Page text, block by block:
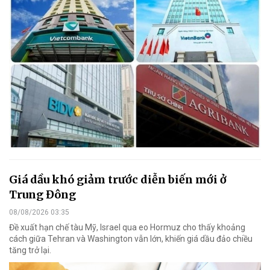
Giá dầu khó giảm trước diễn biến mới ở
Trung Đông
08/08/2026 03:35
Đề xuất hạn chế tàu Mỹ, Israel qua eo Hormuz cho thấy khoảng
cách giữa Tehran và Washington vẫn lớn, khiến giá dầu đảo chiều
tăng trở lại.